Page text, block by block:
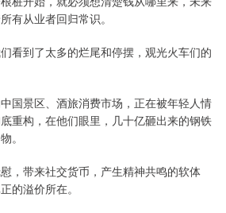
有从业者回归常识。
看到了太多的烂尾和停摆，观光火车们的
国景区、酒旅消费市场，正在被年轻人情
重构，在他们眼里，几十亿砸出来的钢铁
。
，带来社交货币，产生精神共鸣的软体
的溢价所在。